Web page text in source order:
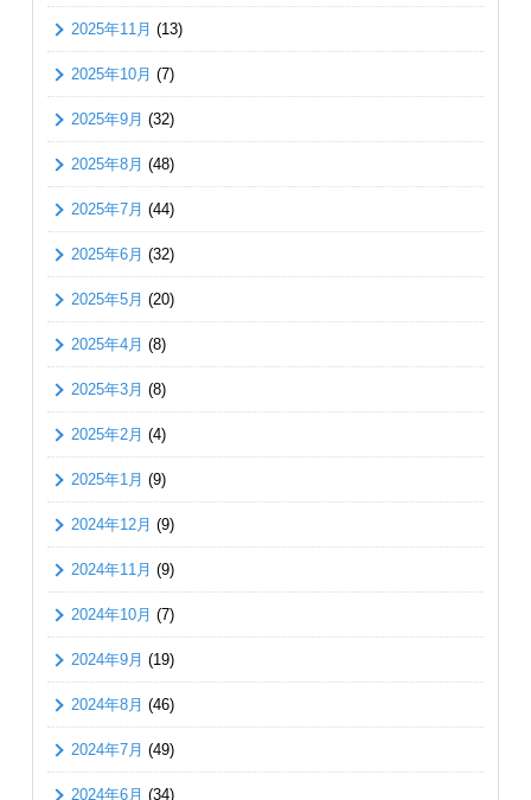
2025年11月 (13)
2025年10月 (7)
2025年9月 (32)
2025年8月 (48)
2025年7月 (44)
2025年6月 (32)
2025年5月 (20)
2025年4月 (8)
2025年3月 (8)
2025年2月 (4)
2025年1月 (9)
2024年12月 (9)
2024年11月 (9)
2024年10月 (7)
2024年9月 (19)
2024年8月 (46)
2024年7月 (49)
2024年6月 (34)